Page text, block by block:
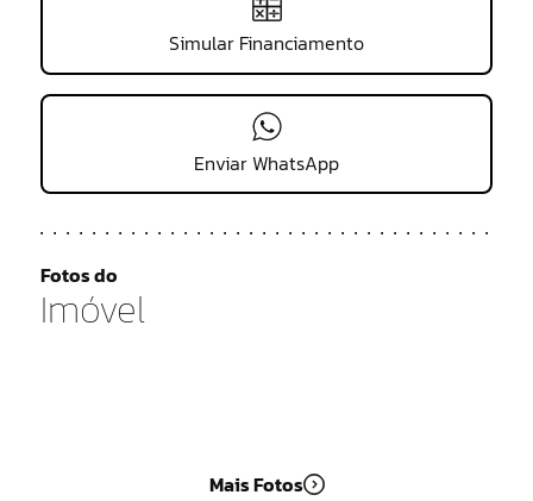
Simular Financiamento
Enviar WhatsApp
Fotos do
Imóvel
Mais Fotos